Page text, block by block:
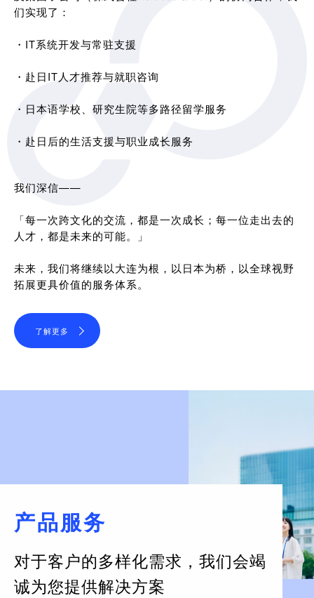
们实现了：
・IT系统开发与常驻支援
・赴日IT人才推荐与就职咨询
・日本语学校、研究生院等多路径留学服务
・赴日后的生活支援与职业成长服务
我们深信——
「每一次跨文化的交流，都是一次成长；每一位走出去的
人才，都是未来的可能。」
未来，我们将继续以大连为根，以日本为桥，以全球视野
拓展更具价值的服务体系。
了解更多
产品服务
对于客户的多样化需求， 我们会竭
诚为您提供解决方案